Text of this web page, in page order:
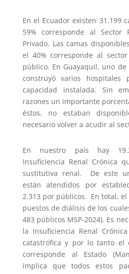
En el Ecuador existen 31.199
59% corresponde al
Privado. Las camas
el 40% corresponde al
público. En Guayaquil, uno
construyó varios hospitales
capacidad instalada. Sin
razones un importante
éstos, no estaban
necesario volver a acudir al
En nuestro país hay
Insuficiencia Renal Crónica
sustitutiva renal. De este
están atendidos por
2.313 por públicos. En total, el
puestos de diálisis de los
483 públicos MSP-2024). Es
la Insuficiencia Renal
catastrófica y por lo tanto el
corresponde al Estado
implica que todos estos